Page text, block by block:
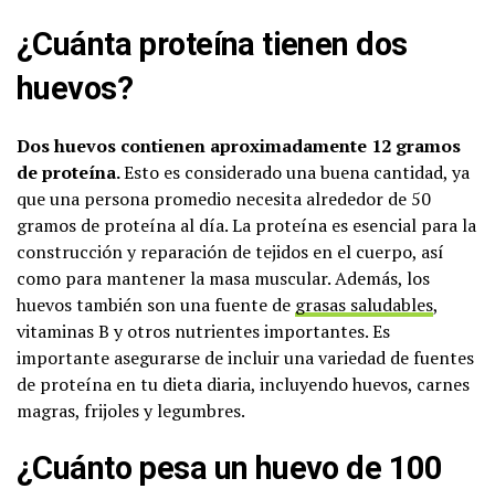
¿Cuánta proteína tienen dos
huevos?
Dos huevos contienen aproximadamente 12 gramos
de proteína.Esto es considerado una buena cantidad, ya
que una persona promedio necesita alrededor de 50
gramos de proteína al día. La proteína es esencial para la
construcción y reparación de tejidos en el cuerpo, así
como para mantener la masa muscular. Además, los
huevos también son una fuente de grasas saludables,
vitaminas B y otros nutrientes importantes. Es
importante asegurarse de incluir una variedad de fuentes
de proteína en tu dieta diaria, incluyendo huevos, carnes
magras, frijoles y legumbres.
¿Cuánto pesa un huevo de 100